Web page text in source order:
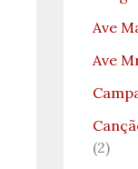
Ave
Ave
(2)